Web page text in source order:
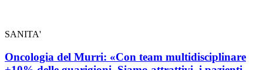
SANITA'
Oncologia del Murri: «Con team multidisciplinare